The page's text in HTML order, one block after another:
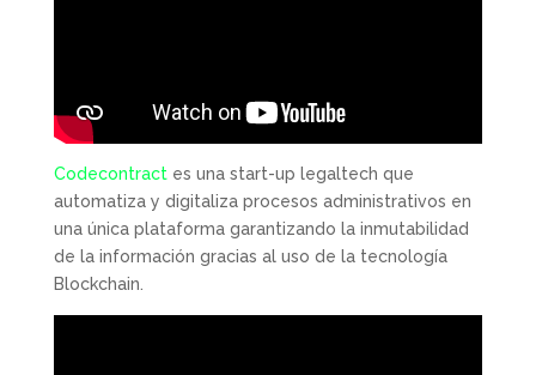
Codecontractes una start-up legaltech que
automatiza y digitaliza procesos administrativos en
una única plataforma garantizando la inmutabilidad
de la información gracias al uso de la tecnología
Blockchain.